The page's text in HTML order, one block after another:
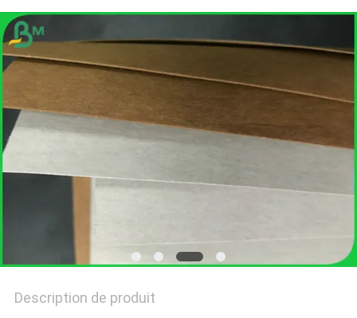
NOUVELLES
LES
PLAN
DU
POLITIQUE
DE
CONFIDENTIALITÉ
Description de produit